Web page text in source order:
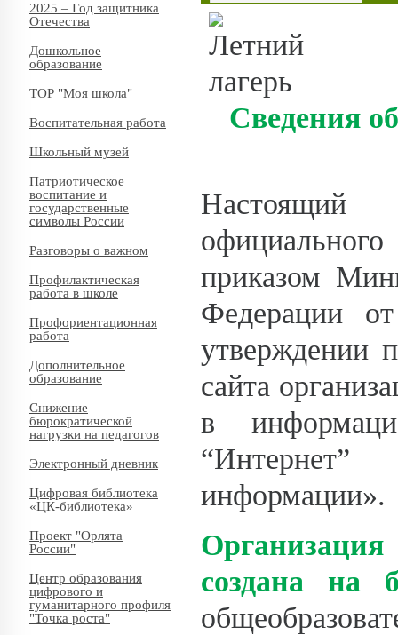
2025 – Год защитника
Отечества
Дошкольное
образование
ТОР "Моя школа"
Воспитательная работа
Школьный музей
Патриотическое
воспитание и
государственные
символы России
Разговоры о важном
Профилактическая
работа в школе
Профориентационная
работа
Дополнительное
образование
Снижение
бюрократической
нагрузки на педагогов
Электронный дневник
Цифровая библиотека
«ЦК-библиотека»
Проект "Орлята
России"
Центр образования
цифрового и
гуманитарного профиля
"Точка роста"
Сведения
Настоящий
приказом
Федерации
утверждении
сайта
в
информации».
Организация
создана на